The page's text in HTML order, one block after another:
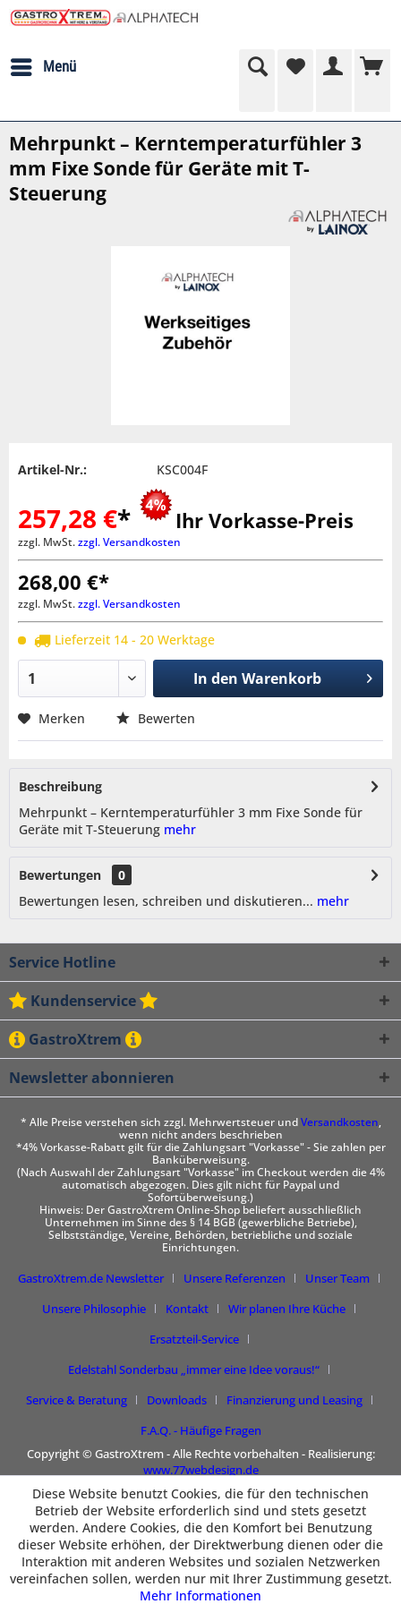
Menü
Mehrpunkt – Kerntemperaturfühler 3
mm Fixe Sonde für Geräte mit T-
Steuerung
Artikel-Nr.: KSC004F
257,28 €* Ihr Vorkasse-Preis
zzgl. MwSt.zzgl. Versandkosten
268,00 €*
zzgl. MwSt.zzgl. Versandkosten
Lieferzeit 14 - 20 Werktage
In den Warenkorb
Merken Bewerten
Beschreibung
Mehrpunkt – Kerntemperaturfühler 3 mm Fixe Sonde für
Geräte mit T-Steuerung mehr
Bewertungen
0
Bewertungen lesen, schreiben und diskutieren... mehr
Service Hotline
Kundenservice
GastroXtrem
Newsletter abonnieren
* Alle Preise verstehen sich zzgl. Mehrwertsteuer undVersandkosten,
wenn nicht anders beschrieben
*4% Vorkasse-Rabatt gilt für die Zahlungsart "Vorkasse" - Sie zahlen per
Banküberweisung.
(Nach Auswahl der Zahlungsart "Vorkasse" im Checkout werden die 4%
automatisch abgezogen. Dies gilt nicht für Paypal und
Sofortüberweisung.)
Hinweis: Der GastroXtrem Online-Shop beliefert ausschließlich
Unternehmen im Sinne des § 14 BGB (gewerbliche Betriebe),
Selbstständige, Vereine, Behörden, betriebliche und soziale
Einrichtungen.
GastroXtrem.de Newsletter Unsere Referenzen
Unser Team
Unsere Philosophie
Kontakt
Wir planen Ihre Küche
Ersatzteil-Service
Edelstahl Sonderbau „immer eine Idee voraus!“
Service & Beratung
Downloads
Finanzierung und Leasing
F.A.Q. - Häufige Fragen
Copyright © GastroXtrem - Alle Rechte vorbehalten - Realisierung:
www.77webdesign.de
Diese Website benutzt Cookies, die für den technischen
Betrieb der Website erforderlich sind und stets gesetzt
werden. Andere Cookies, die den Komfort bei Benutzung
dieser Website erhöhen, der Direktwerbung dienen oder die
Interaktion mit anderen Websites und sozialen Netzwerken
vereinfachen sollen, werden nur mit Ihrer Zustimmung gesetzt.
Mehr Informationen